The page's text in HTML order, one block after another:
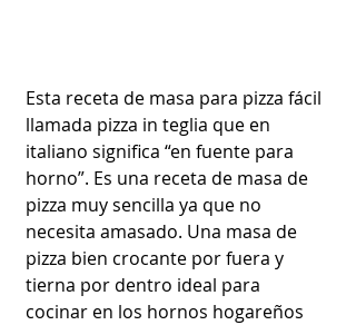
Esta receta de masa para pizza fácil
llamada pizza in teglia que en
italiano significa “en fuente para
horno”. Es una receta de masa de
pizza muy sencilla ya que no
necesita amasado. Una masa de
pizza bien crocante por fuera y
tierna por dentro ideal para
cocinar en los hornos hogareños